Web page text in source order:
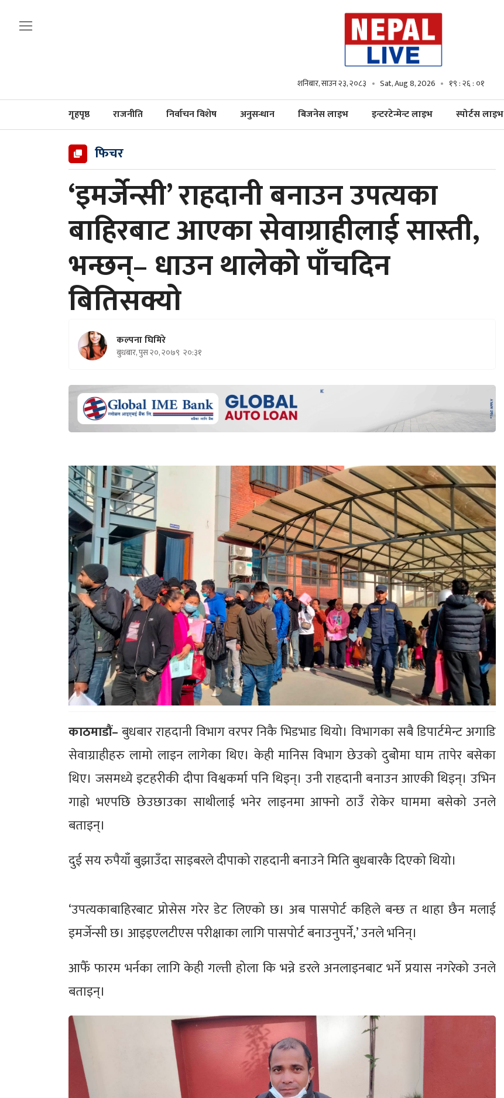
शनिबार, साउन २३, २०८३ Sat, Aug 8, 2026 १९ : २६ : ०२
गृहपृष्ठ राजनीति निर्वाचन विशेष अनुसन्धान बिजनेस लाइभ इन्टरटेन्मेन्ट लाइभ स्पोर्टस लाइभ
फिचर
‘इमर्जेन्सी’ राहदानी बनाउन उपत्यका
बाहिरबाट आएका सेवाग्राहीलाई सास्ती,
भन्छन्– धाउन थालेको पाँचदिन
बितिसक्यो
कल्पना घिमिरे
बुधबार, पुस २०, २०७९ २०:३१
काठमाडौं–बुधबार राहदानी विभाग वरपर निकै भिडभाड थियो। विभागका सबै डिपार्टमेन्ट अगाडि
सेवाग्राहीहरु लामो लाइन लागेका थिए। केही मानिस विभाग छेउको दुबोेमा घाम तापेर बसेका
थिए। जसमध्ये इटहरीकी दीपा विश्वकर्मा पनि थिइन्। उनी राहदानी बनाउन आएकी थिइन्। उभिन
गाह्रो भएपछि छेउछाउका साथीलाई भनेर लाइनमा आफ्नो ठाउँ रोकेर घाममा बसेको उनले
बताइन्।
दुई सय रुपैयाँ बुझाउँदा साइबरले दीपाको राहदानी बनाउने मिति बुधबारकै दिएको थियो।
‘उपत्यकाबाहिरबाट प्रोसेस गरेर डेट लिएको छ। अब पासपोर्ट कहिले बन्छ त थाहा छैन मलाई
इमर्जेन्सी छ। आइइएलटीएस परीक्षाका लागि पासपोर्ट बनाउनुपर्ने,’ उनले भनिन्।
आफैँ फारम भर्नका लागि केही गल्ती होला कि भन्ने डरले अनलाइनबाट भर्ने प्रयास नगरेको उनले
बताइन्।